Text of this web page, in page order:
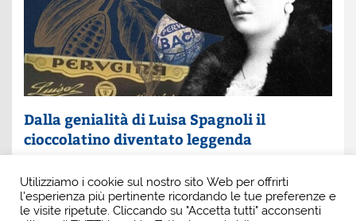
Dalla genialità di Luisa Spagnoli il
cioccolatino diventato leggenda
Spagnoli. È lei la donna che, con intuito e coraggio, ha
scritto una pagina indimenticabile della
Utilizziamo i cookie sul nostro sito Web per offrirti
l'esperienza più pertinente ricordando le tue preferenze e
le visite ripetute. Cliccando su "Accetta tutti" acconsenti